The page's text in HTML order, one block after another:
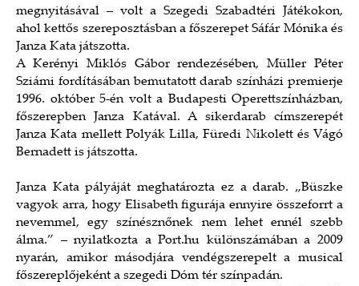
megnyitásával – volt a Szegedi Szabadtéri Játékokon,
ahol kettős szereposztásban a főszerepet Sáfár Mónika és
Janza Kata játszotta.
A Kerényi Miklós Gábor rendezésében, Müller Péter
Sziámi fordításában bemutatott darab színházi premierje
1996. október 5-én volt a Budapesti Operettszínházban,
főszerepben Janza Katával. A sikerdarab címszerepét
Janza Kata mellett Polyák Lilla, Füredi Nikolett és Vágó
Bernadett is játszotta.
Janza Kata pályáját meghatározta ez a darab. „Büszke
vagyok arra, hogy Elisabeth figurája ennyire összeforrt a
nevemmel, egy színésznőnek nem lehet ennél szebb
álma.” – nyilatkozta a Port.hu különszámában a 2009
nyarán, amikor másodjára vendégszerepelt a musical
főszereplőjeként a szegedi Dóm tér színpadán.